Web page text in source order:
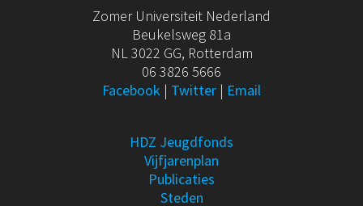
Zomer Universiteit Nederland
Beukelsweg 81a
NL 3022 GG, Rotterdam
06 3826 5666
Facebook | Twitter | Email
HDZ Jeugdfonds
Vijfjarenplan
Publicaties
Steden